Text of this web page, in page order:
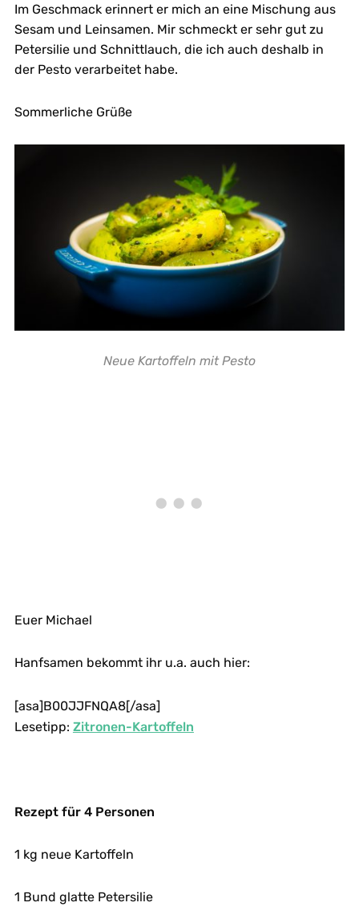
Im Geschmack erinnert er mich an eine Mischung aus
Sesam und Leinsamen. Mir schmeckt er sehr gut zu
Petersilie und Schnittlauch, die ich auch deshalb in
der Pesto verarbeitet habe.
Sommerliche Grüße
Neue Kartoffeln mit Pesto
Euer Michael
Hanfsamen bekommt ihr u.a. auch hier:
[asa]B00JJFNQA8[/asa]
Lesetipp: Zitronen-Kartoffeln
Rezept für 4 Personen
1 kg neue Kartoffeln
1 Bund glatte Petersilie